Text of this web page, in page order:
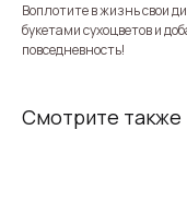
Воплотите в жизнь свои
букетами сухоцветов и
повседневность!
Смотрите также